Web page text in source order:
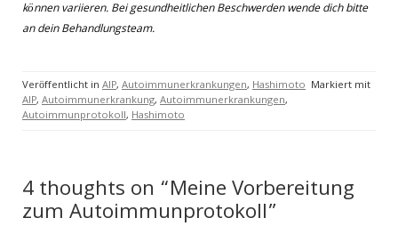
können variieren. Bei gesundheitlichen Beschwerden wende dich bitte
an dein Behandlungsteam.
Veröffentlicht in AIP, Autoimmunerkrankungen, Hashimoto Markiert mit
AIP, Autoimmunerkrankung, Autoimmunerkrankungen,
Autoimmunprotokoll, Hashimoto
4 thoughts on “Meine Vorbereitung
zum Autoimmunprotokoll”